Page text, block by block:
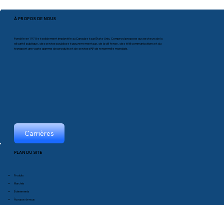
À PROPOS DE NOUS
Fondée en 1975 et solidement implantée au Canada et aux États-Unis, Comprod propose aux secteurs de la
sécurité publique, des services publics et gouvernementaux, de la défense, des télécommunications et du
transport une vaste gamme de produits et de services RF de renommée mondiale.
Carrières
PLAN DU SITE
Produits
Marchés
Événements
À propos de nous